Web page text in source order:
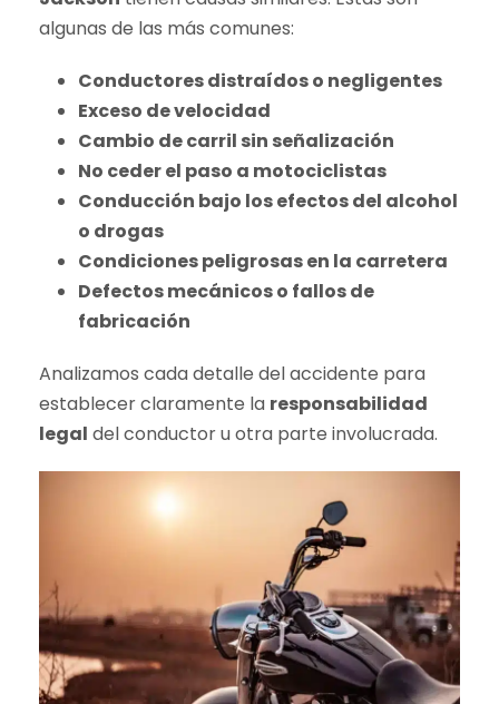
algunas de las más comunes:
Conductores distraídos o negligentes
Exceso de velocidad
Cambio de carril sin señalización
No ceder el paso a motociclistas
Conducción bajo los efectos del alcohol
o drogas
Condiciones peligrosas en la carretera
Defectos mecánicos o fallos de
fabricación
Analizamos cada detalle del accidente para
establecer claramente la responsabilidad
legal del conductor u otra parte involucrada.